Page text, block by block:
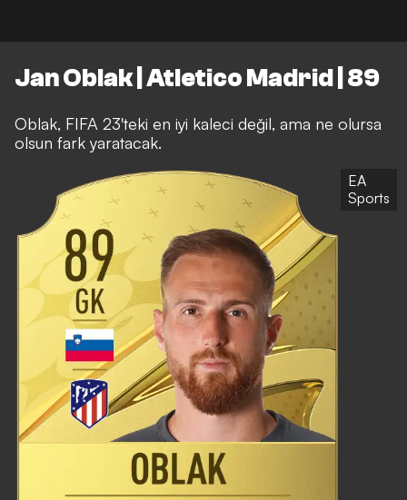
Jan Oblak | Atletico Madrid | 89
Oblak, FIFA 23'teki en iyi kaleci değil, ama ne olursa
olsun fark yaratacak.
EA
Sports